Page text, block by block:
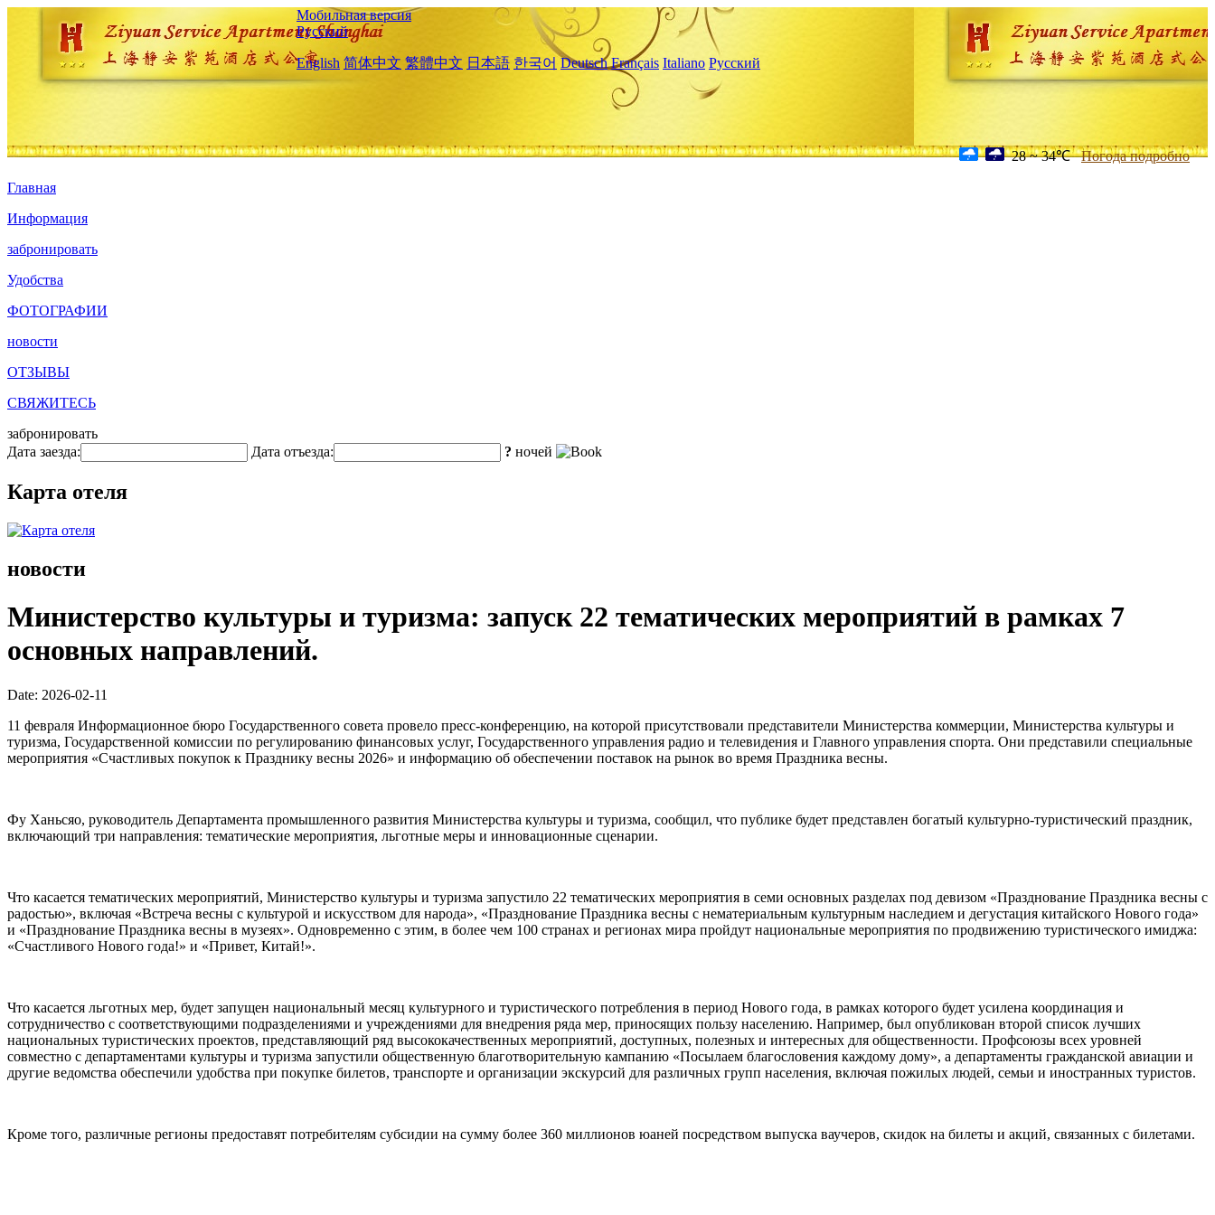
Мобильная версия
Русский
English 简体中文 繁體中文 日本語 한국어 Deutsch Français Italiano Русский
28 ~ 34℃ Погода подробно
Главная
Информация
забронировать
Удобства
ФОТОГРАФИИ
новости
ОТЗЫВЫ
СВЯЖИТЕСЬ
забронировать
Дата заезда:
Дата отъезда: ? ночей
Карта отеля
новости
Министерство культуры и туризма: запуск 22 тематических мероприятий в рамках 7
основных направлений.
Date: 2026-02-11
11 февраля Информационное бюро Государственного совета провело пресс-конференцию, на которой присутствовали представители Министерства коммерции, Министерства культуры и
туризма, Государственной комиссии по регулированию финансовых услуг, Государственного управления радио и телевидения и Главного управления спорта. Они представили специальные
мероприятия «Счастливых покупок к Празднику весны 2026» и информацию об обеспечении поставок на рынок во время Праздника весны.
Фу Ханьсяо, руководитель Департамента промышленного развития Министерства культуры и туризма, сообщил, что публике будет представлен богатый культурно-туристический праздник,
включающий три направления: тематические мероприятия, льготные меры и инновационные сценарии.
Что касается тематических мероприятий, Министерство культуры и туризма запустило 22 тематических мероприятия в семи основных разделах под девизом «Празднование Праздника весны с
радостью», включая «Встреча весны с культурой и искусством для народа», «Празднование Праздника весны с нематериальным культурным наследием и дегустация китайского Нового года»
и «Празднование Праздника весны в музеях». Одновременно с этим, в более чем 100 странах и регионах мира пройдут национальные мероприятия по продвижению туристического имиджа:
«Счастливого Нового года!» и «Привет, Китай!».
Что касается льготных мер, будет запущен национальный месяц культурного и туристического потребления в период Нового года, в рамках которого будет усилена координация и
сотрудничество с соответствующими подразделениями и учреждениями для внедрения ряда мер, приносящих пользу населению. Например, был опубликован второй список лучших
национальных туристических проектов, представляющий ряд высококачественных мероприятий, доступных, полезных и интересных для общественности. Профсоюзы всех уровней
совместно с департаментами культуры и туризма запустили общественную благотворительную кампанию «Посылаем благословения каждому дому», а департаменты гражданской авиации и
другие ведомства обеспечили удобства при покупке билетов, транспорте и организации экскурсий для различных групп населения, включая пожилых людей, семьи и иностранных туристов.
Кроме того, различные регионы предоставят потребителям субсидии на сумму более 360 миллионов юаней посредством выпуска ваучеров, скидок на билеты и акций, связанных с билетами.